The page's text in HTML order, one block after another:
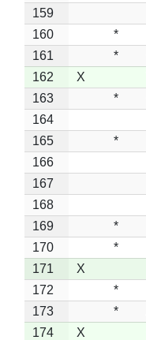
159
160
*
161
*
162
X
163
*
164
165
*
166
167
168
169
*
170
*
171
X
172
*
173
*
174
X